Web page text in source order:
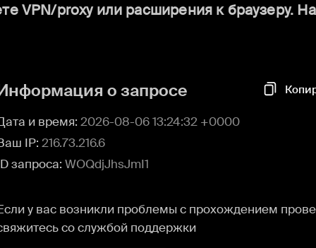
VPN/proxy или расширения к браузеру.
о запросе
и время: 2026-08-06 13:24:32 +0000
IP: 216.73.216.6
запроса: WOQdjJhsJmI1
у вас возникли проблемы с прохождением
со службой поддержки